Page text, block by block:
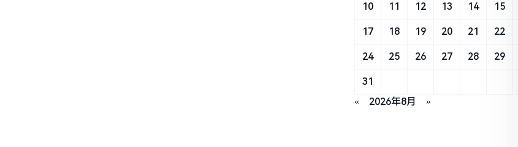
« 2026年8月 »
10 11 12 13 14 15
17 18 19 20 21 22
24 25 26 27 28 29
31